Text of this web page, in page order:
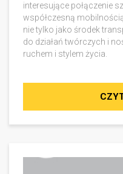
interesujące połączenie
współczesną
nie tylko jako środek
do działań twórczych i
ruchem i stylem życia.